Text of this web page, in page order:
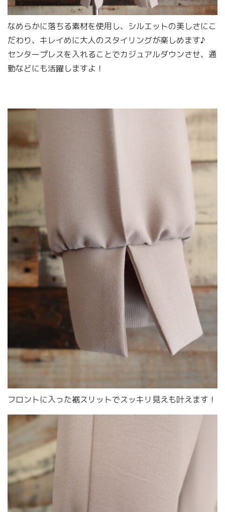
なめらかに落ちる素材を使用し、シルエットの美しさにこ
だわり、キレイめに大人のスタイリングが楽しめます♪
センタープレスを入れることでカジュアルダウンさせ、通
勤などにも活躍しますよ！
フロントに入った裾スリットでスッキリ見えも叶えます！